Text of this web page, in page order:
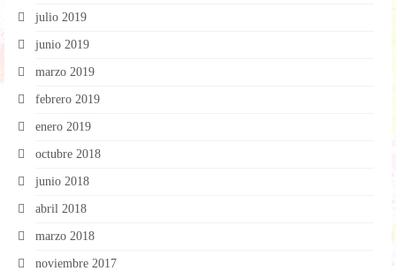
julio 2019
junio 2019
marzo 2019
febrero 2019
enero 2019
octubre 2018
junio 2018
abril 2018
marzo 2018
noviembre 2017